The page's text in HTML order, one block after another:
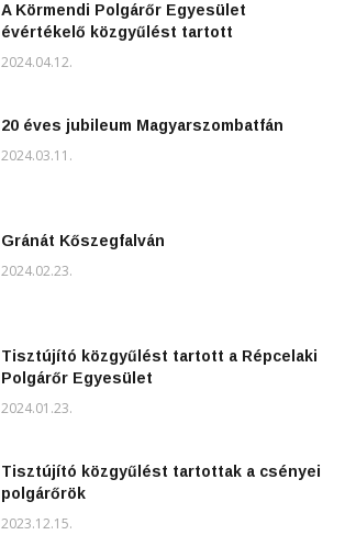
A Körmendi Polgárőr Egyesület
évértékelő közgyűlést tartott
2024.04.12.
20 éves jubileum Magyarszombatfán
2024.03.11.
Gránát Kőszegfalván
2024.02.23.
Tisztújító közgyűlést tartott a Répcelaki
Polgárőr Egyesület
2024.01.23.
Tisztújító közgyűlést tartottak a csényei
polgárőrök
2023.12.15.